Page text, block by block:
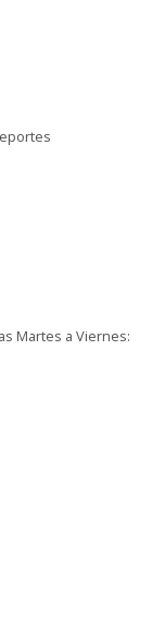
Martes a Viernes: